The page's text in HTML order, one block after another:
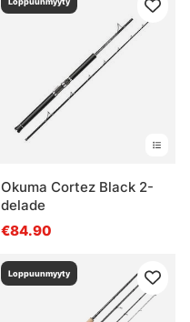
Okuma Cortez Black 2-
delade
€84.90
Loppuunmyyty